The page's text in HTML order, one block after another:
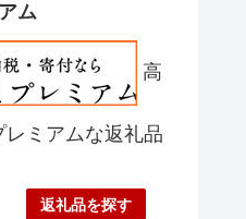
ム
高
ミアムな返礼品
返礼品を探す